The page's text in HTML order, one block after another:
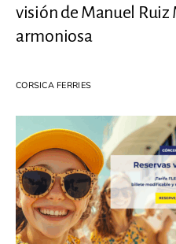
visión de Manuel Ruiz
armoniosa
CORSICA FERRIES